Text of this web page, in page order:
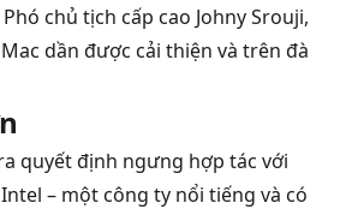
chủ tịch cấp cao Johny Srouji,
dần được cải thiện và trên đà
quyết định ngưng hợp tác với
– một công ty nổi tiếng và có